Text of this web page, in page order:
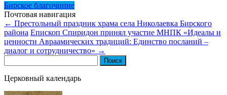
Бирское благочиние
Почтовая навигация
← Престольный праздник храма села Николаевка Бирского
района Епископ Спиридон принял участие МНПК «Идеалы и
ценности Авраамических традиций: Единство посланий –
диалог и сотрудничество» →
Церковный календарь